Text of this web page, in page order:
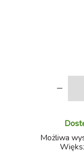
-
Możliwa